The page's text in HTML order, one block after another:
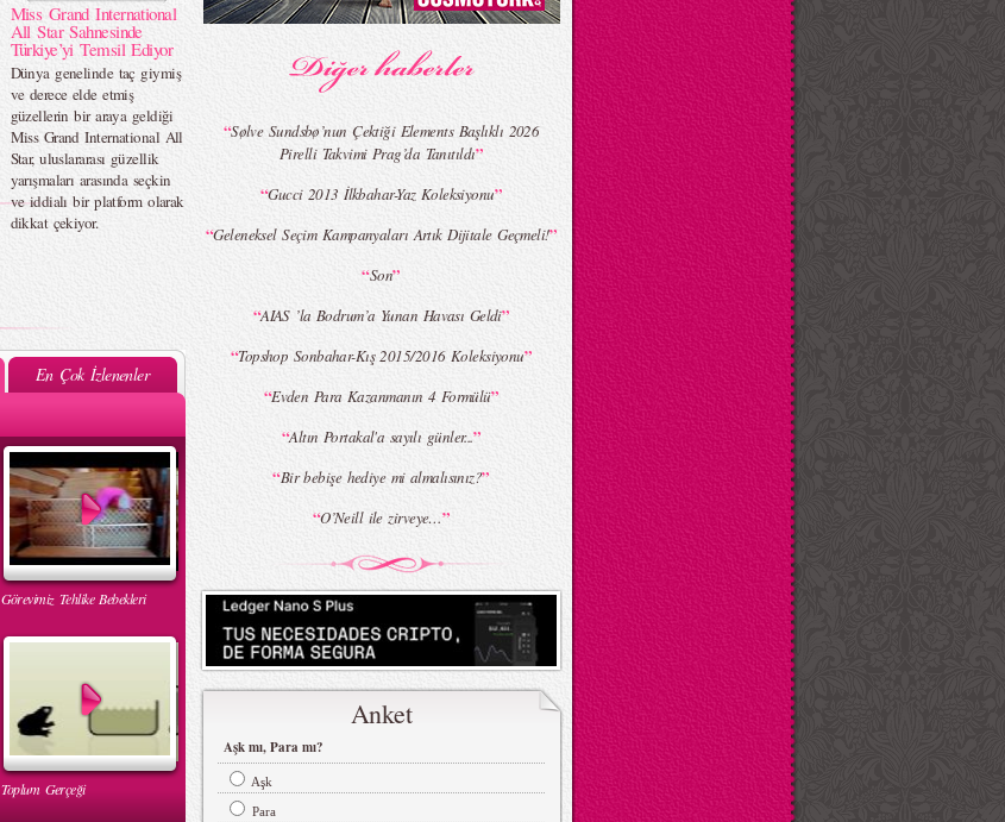
Miss Grand International
All Star Sahnesinde
Türkiye’yi Temsil Ediyor
Dünya genelinde taç giymiş
ve derece elde etmiş
güzellerin bir araya geldiği
Miss Grand International All
Star, uluslararası güzellik
yarışmaları arasında seçkin
ve iddialı bir platform olarak
dikkat çekiyor.
En Çok İzlenenler
Görevimiz Tehlike Bebekleri
Toplum Gerçeği
“Sølve Sundsbø’nun Çektiği Elements Başlıklı 2026
Pirelli Takvimi Prag’da Tanıtıldı”
“Gucci 2013 İlkbahar-Yaz Koleksiyonu”
“Geleneksel Seçim Kampanyaları Artık Dijitale Geçmeli!”
“Son”
“AIAS ’la Bodrum’a Yunan Havası Geldi”
“Topshop Sonbahar-Kış 2015/2016 Koleksiyonu”
“Evden Para Kazanmanın 4 Formülü”
“Altın Portakal'a sayılı günler...”
“Bir bebişe hediye mi almalısınız?”
“O’Neill ile zirveye…”
Anket
Aşk mı, Para mı?
Aşk
Para